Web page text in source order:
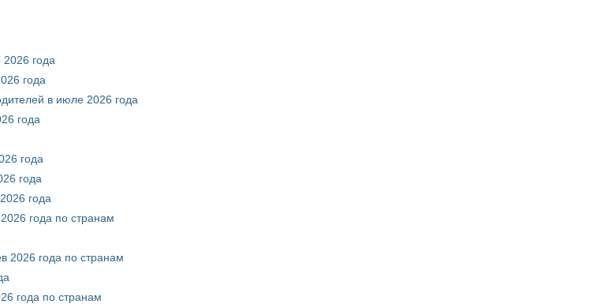
2026 года
года
в июле 2026 года
года
года
года
года
года по странам
2026 года по странам
года по странам